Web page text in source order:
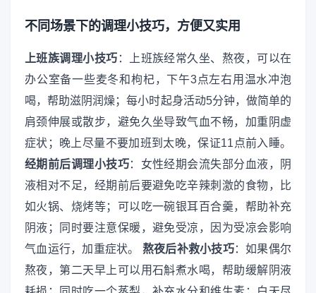
不同场景下的调理小技巧，方便又实用
上班族调理小技巧 ：上班族经常久坐、熬夜，可以在
办公室备一些麦冬和枸杞，下午3点左右用温水冲泡
喝，帮助滋阴润燥；每小时起身活动5分钟，做简单的
肩颈伸展或散步，避免久坐导致气血不畅，加重阴虚
症状；晚上尽量不要加班到太晚，保证11点前入睡。
经期前后调理小技巧：女性经期会流失部分血液，阴
液相对不足，经期前后要避免吃辛辣刺激的食物，比
如火锅、烧烤等；可以吃一碗银耳百合羹，帮助补充
阴液；同时要注意保暖，避免受凉，因为受凉会影响
气血运行，加重症状。 熬夜后补救小技巧：如果偶尔
熬夜，第二天早上可以用石斛煮水喝，帮助缓解阴液